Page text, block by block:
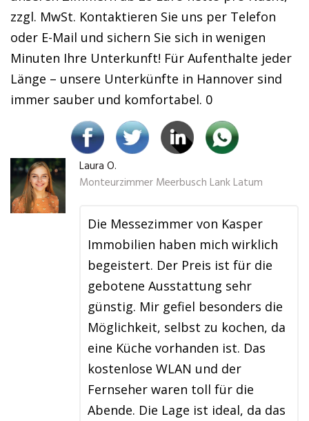
zzgl. MwSt. Kontaktieren Sie uns per Telefon
oder E-Mail und sichern Sie sich in wenigen
Minuten Ihre Unterkunft! Für Aufenthalte jeder
Länge – unsere Unterkünfte in Hannover sind
immer sauber und komfortabel. 0
Laura O.
Monteurzimmer Meerbusch Lank Latum
Die Messezimmer von Kasper
Immobilien haben mich wirklich
begeistert. Der Preis ist für die
gebotene Ausstattung sehr
günstig. Mir gefiel besonders die
Möglichkeit, selbst zu kochen, da
eine Küche vorhanden ist. Das
kostenlose WLAN und der
Fernseher waren toll für die
Abende. Die Lage ist ideal, da das